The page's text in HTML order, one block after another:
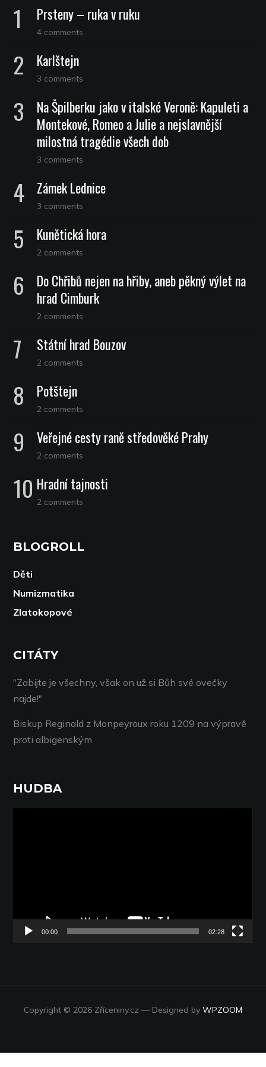
Prsteny – ruka v ruku
4 comments
Karlštejn
3 comments
Na Špilberku jako v italské Veroně: Kapuleti a
Montekové, Romeo a Julie a nejslavnější
milostná tragédie všech dob
3 comments
Zámek Lednice
3 comments
Kunětická hora
2 comments
Do Chřibů nejen na hřiby, aneb pěkný výlet na
hrad Cimburk
2 comments
Státní hrad Bouzov
2 comments
Potštejn
2 comments
Veřejné cesty raně středověké Prahy
2 comments
Hradní tajnosti
2 comments
BLOGROLL
Děti
Numizmatika
Zlatokopové
CITÁTY
"Zabijte je všechny, však on už si Bůh své ovečky
najde!"
Biskup Reginald z Monpeyroux roku 1209 na výpravě
proti albigenským
HUDBA
00:00 02:28
Copyright © 2026 Zříceniny.cz — Designed by WPZOOM